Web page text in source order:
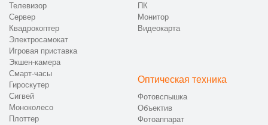
Телевизор
Сервер
Квадрокоптер
Электросамокат
Игровая приставка
Экшен-камера
Смарт-часы
Гироскутер
Сигвей
Моноколесо
Плоттер
ПК
Монитор
Видеокарта
Оптическая техника
Фотовспышка
Объектив
Фотоаппарат